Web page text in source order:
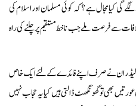
گی کیا مجال ہے ؟ کہ کوئی مسلمان اور اسلام کی
سے فرصت ملے جب نا خط مستقیم پر چلنے کی راہ
لیڈران نے صرف اپنے فائدے کے لئے ایک خاص
بھی تو گھونگھٹ ڈالتی ہیں کیا یہ حجاب نہیں